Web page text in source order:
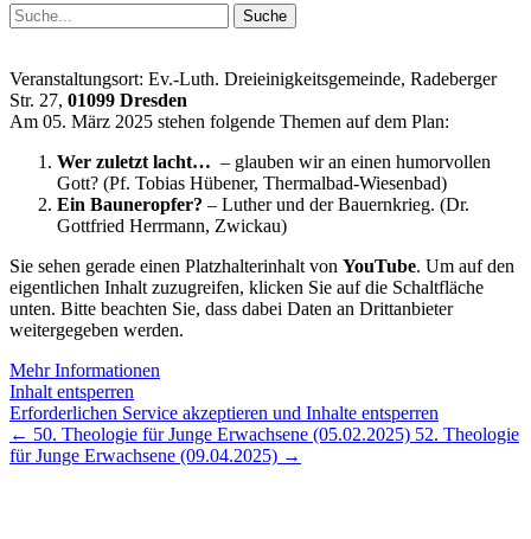
Suchen
nach:
Veranstaltungsort: Ev.-Luth. Dreieinigkeitsgemeinde, Radeberger
Str. 27, 01099 Dresden
Am 05. März 2025 stehen folgende Themen auf dem Plan:
Wer zuletzt lacht… – glauben wir an einen humorvollen
Gott? (Pf. Tobias Hübener, Thermalbad-Wiesenbad)
Ein Bauneropfer? – Luther und der Bauernkrieg. (Dr.
Gottfried Herrmann, Zwickau)
Sie sehen gerade einen Platzhalterinhalt von YouTube. Um auf den
eigentlichen Inhalt zuzugreifen, klicken Sie auf die Schaltfläche
unten. Bitte beachten Sie, dass dabei Daten an Drittanbieter
weitergegeben werden.
Mehr Informationen
Inhalt entsperren
Erforderlichen Service akzeptieren und Inhalte entsperren
← 50. Theologie für Junge Erwachsene (05.02.2025) 52. Theologie
für Junge Erwachsene (09.04.2025) →